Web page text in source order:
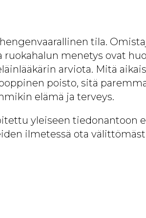
tila.
ruokahalun menetys ovat
arviota. Mitä
poisto, sitä
elämä ja terveys.
yleiseen tiedonantoon
ilmetessä ota